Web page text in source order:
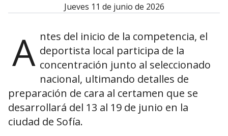
jueves 11 de junio de 2026
A ntes del inicio de la competencia, el
deportista local participa de la
concentración junto al seleccionado
nacional, ultimando detalles de
preparación de cara al certamen que se
desarrollará del 13 al 19 de junio en la
ciudad de Sofía.